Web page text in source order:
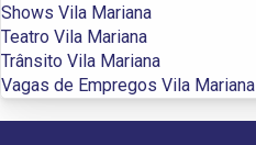
Shows Vila Mariana
Teatro Vila Mariana
Trânsito Vila Mariana
Vagas de Empregos Vila Mariana